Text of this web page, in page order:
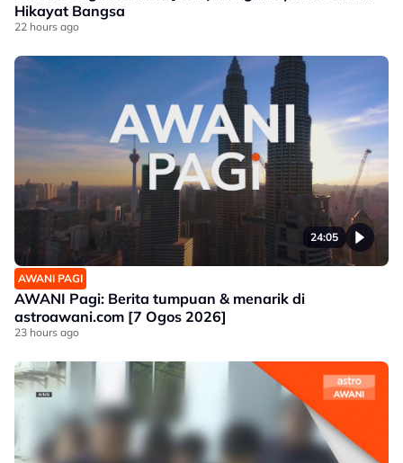
Hikayat Bangsa
22 hours ago
24:05
AWANI PAGI
AWANI Pagi: Berita tumpuan & menarik di
astroawani.com [7 Ogos 2026]
23 hours ago